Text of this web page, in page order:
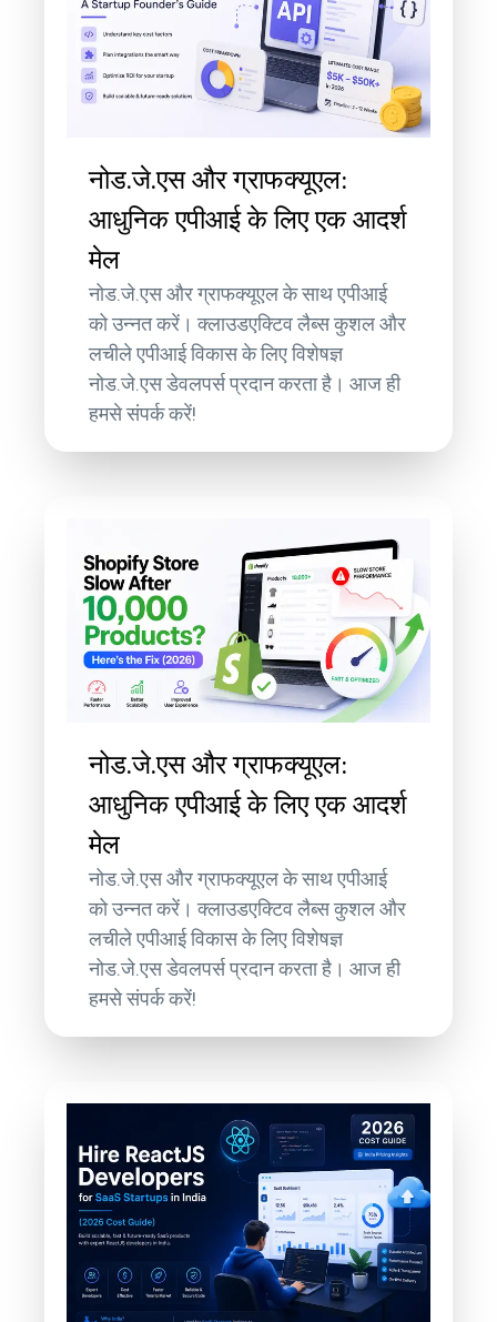
नोड.जे.एस और ग्राफक्यूएल:
आधुनिक एपीआई के लिए एक आदर्श
मेल
नोड.जे.एस और ग्राफक्यूएल के साथ एपीआई
को उन्नत करें। क्लाउडएक्टिव लैब्स कुशल और
लचीले एपीआई विकास के लिए विशेषज्ञ
नोड.जे.एस डेवलपर्स प्रदान करता है। आज ही
हमसे संपर्क करें!
नोड.जे.एस और ग्राफक्यूएल:
आधुनिक एपीआई के लिए एक आदर्श
मेल
नोड.जे.एस और ग्राफक्यूएल के साथ एपीआई
को उन्नत करें। क्लाउडएक्टिव लैब्स कुशल और
लचीले एपीआई विकास के लिए विशेषज्ञ
नोड.जे.एस डेवलपर्स प्रदान करता है। आज ही
हमसे संपर्क करें!